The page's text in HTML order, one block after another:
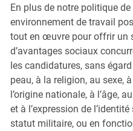
En plus de notre politique de
environnement de travail
tout en œuvre pour offrir un
d’avantages sociaux
les candidatures, sans
peau, à la religion, au sexe,
l’origine nationale, à l’âge,
et à l’expression de
statut militaire, ou en